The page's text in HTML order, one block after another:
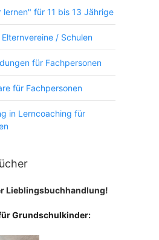
lernen" für 11 bis 13 Jährige
/ Schulen
für Fachpersonen
für Fachpersonen
in Lerncoaching für
Lieblingsbuchhandlung!
Grundschulkinder: